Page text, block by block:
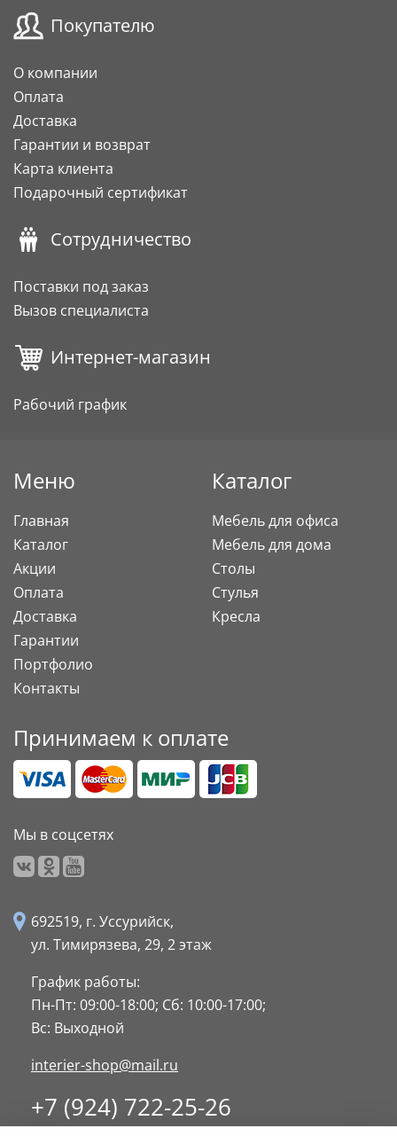
Покупателю
О компании
Оплата
Доставка
Гарантии и возврат
Карта клиента
Подарочный сертификат
Сотрудничество
Поставки под заказ
Вызов специалиста
Интернет-магазин
Рабочий график
Меню
Главная
Каталог
Акции
Оплата
Доставка
Гарантии
Портфолио
Контакты
Каталог
Мебель для офиса
Мебель для дома
Столы
Стулья
Кресла
Принимаем к оплате
Мы в соцсетях
692519, г. Уссурийск,
ул. Тимирязева, 29, 2 этаж
График работы:
Пн-Пт: 09:00-18:00; Сб: 10:00-17:00;
Вс: Выходной
interier-shop@mail.ru
+7 (924) 722-25-26